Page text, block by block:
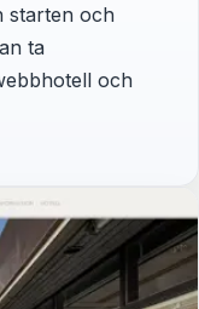
starten och
ta
och